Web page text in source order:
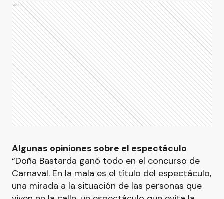
Ads
Algunas opiniones sobre el espectáculo
“Doña Bastarda ganó todo en el concurso de
Carnaval. En la mala es el título del espectáculo,
una mirada a la situación de las personas que